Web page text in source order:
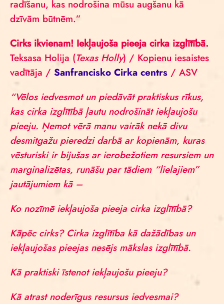
radīšanu, kas nodrošina mūsu augšanu kā
dzīvām būtnēm.”
Cirks ikvienam! Iekļaujoša pieeja cirka izglītībā.
Teksasa Holija (Texas Holly) / Kopienu iesaistes
vadītāja / Sanfrancisko Cirka centrs / ASV
“Vēlos iedvesmot un piedāvāt praktiskus rīkus,
kas cirka izglītībā ļautu nodrošināt iekļaujošu
pieeju. Ņemot vērā manu vairāk nekā divu
desmitgažu pieredzi darbā ar kopienām, kuras
vēsturiski ir bijušas ar ierobežotiem resursiem un
marginalizētas, runāšu par tādiem “lielajiem”
jautājumiem kā –
Ko nozīmē iekļaujoša pieeja cirka izglītībā?
Kāpēc cirks? Cirka izglītība kā dažādības un
iekļaujošas pieejas nesējs mākslas izglītībā.
Kā praktiski īstenot iekļaujošu pieeju?
Kā atrast noderīgus resursus iedvesmai?